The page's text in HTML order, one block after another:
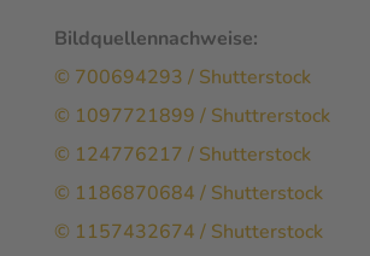
Bildquellennachweise:
© 700694293 / Shutterstock
© 1097721899 / Shuttrerstock
© 124776217 / Shutterstock
© 1186870684 / Shutterstock
© 1157432674 / Shutterstock